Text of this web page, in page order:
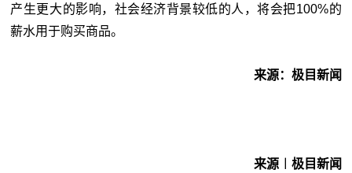
产生更大的影响，社会经济背景较低的人，将会把100%的
薪水用于购买商品。
来源：极目新闻
来源︱极目新闻